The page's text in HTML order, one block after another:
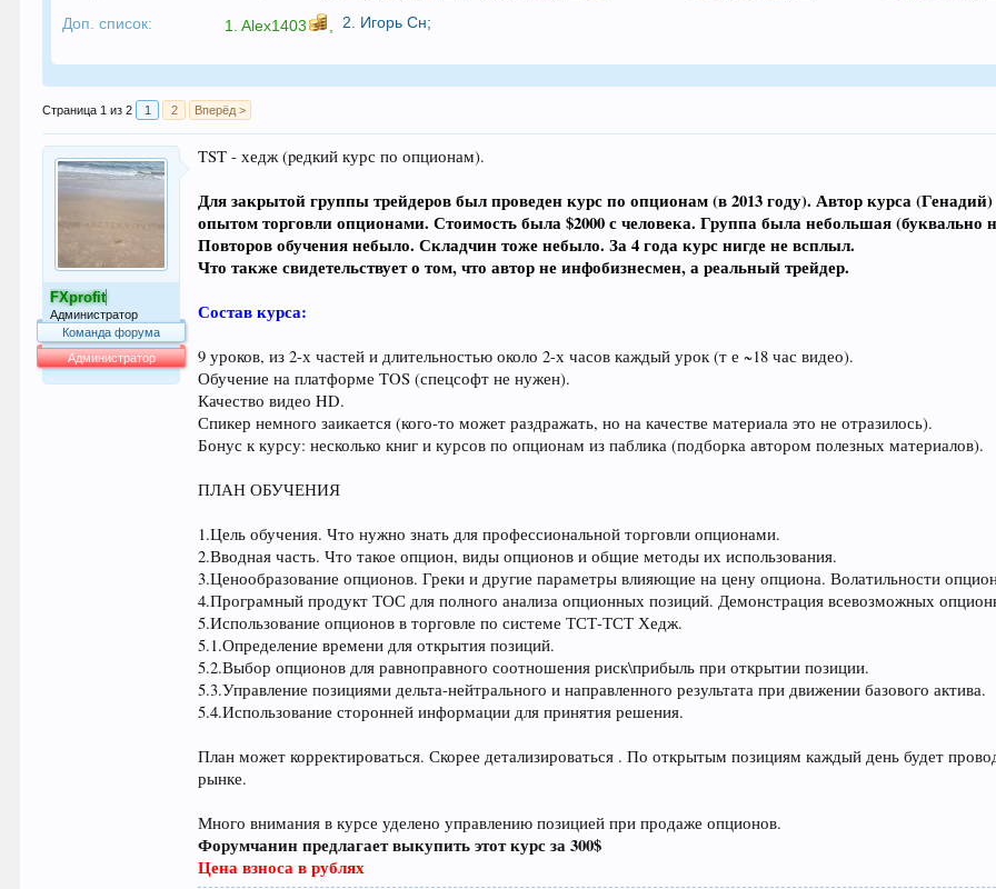
Доп. список: 1.Alex1403 2. Игорь Сн;
Страница 1 из 2 1 2 Вперёд >
FXprofit
Администратор
Команда форума
Администратор
TST - хедж (pедкий курс по опционам).
Для закрытой группы трейдеров был проведен курс по опционам (в 2013 году). Автор курса
опытом торговли опционами. Стоимость была $2000 с человека. Группа была небольшая (буквально
Повторов обучения небыло. Складчин тоже небыло. За 4 года курс нигде не всплыл.
Что также свидетельствует о том, что автор не инфобизнесмен, а реальный трейдер.
Состав курса:
9 уроков, из 2-х частей и длительностью около 2-х часов каждый урок (т е ~18 час видео).
Обучение на платформе TOS (спецсофт не нужен).
Качество видео HD.
Спикер немного заикается (кого-то может раздражать, но на качестве материала это не отразилось).
Бонус к курсу: несколько книг и курсов по опционам из паблика (подборка автором полезных материалов).
ПЛАН ОБУЧЕНИЯ
1.Цель обучения. Что нужно знать для профессиональной торговли опционами.
2.Вводная часть. Что такое опцион, виды опционов и общие методы их использования.
3.Ценообразование опционов. Греки и другие параметры влияющие на цену опциона. Волатильности
4.Програмный продукт ТОС для полного анализа опционных позиций. Демонстрация всевозможных
5.Использование опционов в торговле по системе ТСТ-ТСТ Хедж.
5.1.Определение времени для открытия позиций.
5.2.Выбор опционов для равноправного соотношения риск\прибыль при открытии позиции.
5.3.Управление позициями дельта-нейтрального и направленного результата при движении базового актива.
5.4.Использование сторонней информации для принятия решения.
План может корректироваться. Скорее детализироваться . По открытым позициям каждый день будет
рынке.
Много внимания в курсе уделено управлению позицией при продаже опционов.
Форумчанин предлагает выкупить этот курс за 300$
Цена взноса в рублях